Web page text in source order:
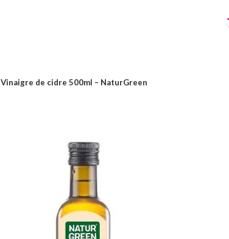
Vinaigre de cidre 500ml – NaturGreen